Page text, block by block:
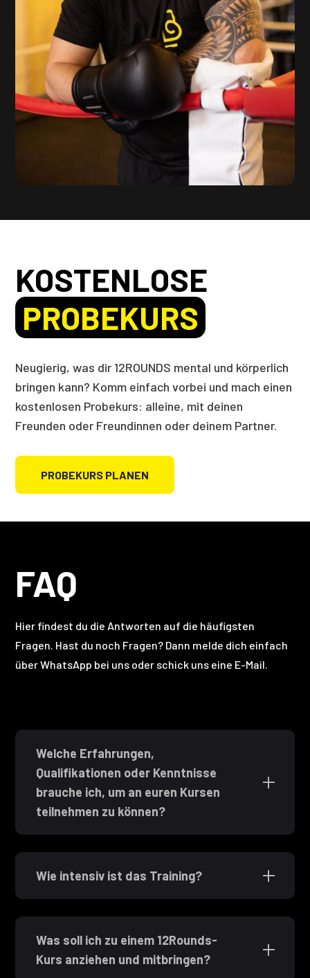
KOSTENLOSE
PROBEKURS
Neugierig, was dir 12ROUNDS mental und körperlich
bringen kann? Komm einfach vorbei und mach einen
kostenlosen Probekurs: alleine, mit deinen
Freunden oder Freundinnen oder deinem Partner.
PROBEKURS PLANEN
FAQ
Hier findest du die Antworten auf die häufigsten
Fragen. Hast du noch Fragen? Dann melde dich einfach
über WhatsApp bei uns oder schick uns eine E-Mail.
Welche Erfahrungen,
Qualifikationen oder Kenntnisse
brauche ich, um an euren Kursen
teilnehmen zu können?
Wie intensiv ist das Training?
Was soll ich zu einem 12Rounds-
Kurs anziehen und mitbringen?